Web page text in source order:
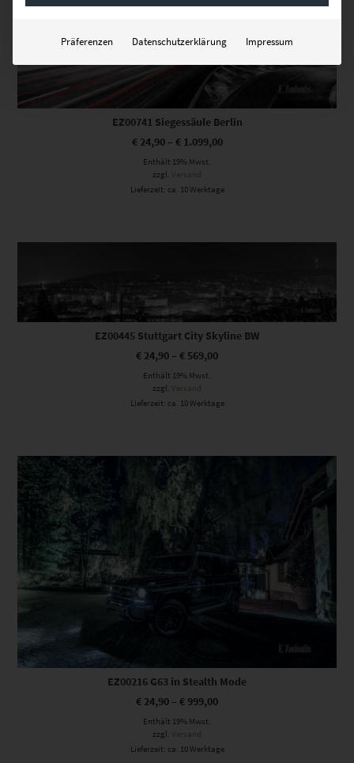
EZ00741 Siegessäule Berlin
€24,90– €1.099,00
Enthält 19% Mwst.
zzgl. Versand
Lieferzeit: ca. 10 Werktage
Dieses Produkt weist mehrere Varianten auf. Die Optionen können auf der Produktseite gewählt werden
EZ00445 Stuttgart City Skyline BW
€ 24,90 – € 569,00
Enthält 19% Mwst.
zzgl.
Versand
Lieferzeit: ca. 10 Werktage
Dieses Produkt weist mehrere Varianten auf. Die Optionen können auf der Produktseite gewählt werden
EZ00216 G63 in Stealth Mode
€ 24,90 – € 999,00
Enthält 19% Mwst.
zzgl. Versand
Lieferzeit: ca. 10 Werktage
Präferenzen Datenschutzerklärung Impressum